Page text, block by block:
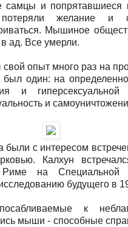
самцы и попрятавшиеся
желание и
Мышиное
ад. Все умерли.
опыт много раз на
был один: на
и гиперсексуальной
и
были с интересом
Калхун
на Специальной
будущего в
к
мыши - способные